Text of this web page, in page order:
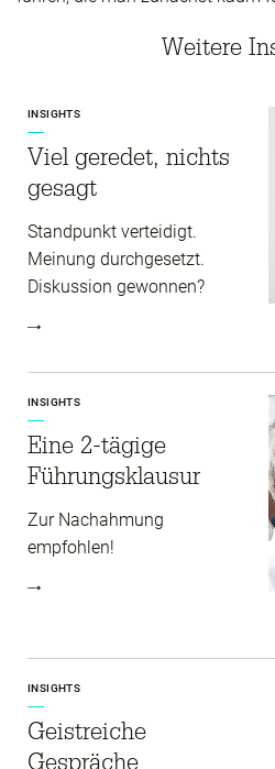
Weitere
INSIGHTS
Viel geredet, nichts
gesagt
Standpunkt verteidigt.
Meinung durchgesetzt.
Diskussion gewonnen?
INSIGHTS
Eine 2-tägige
Führungs­klausur
Zur Nachahmung
empfohlen!
INSIGHTS
Geistreiche
Gespräche